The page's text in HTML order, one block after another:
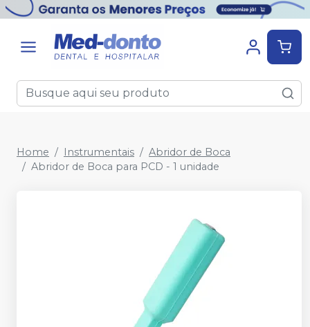
Home Instrumentais
Abridor de Boca
Abridor de Boca para PCD - 1 unidade